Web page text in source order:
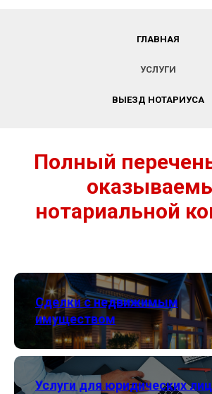
ГЛАВНАЯ
УСЛУГИ
ВЫЕЗД НОТАРИУСА
Полный
нотариальной
Сделки с недвижимым
имуществом
Услуги для юридических лиц